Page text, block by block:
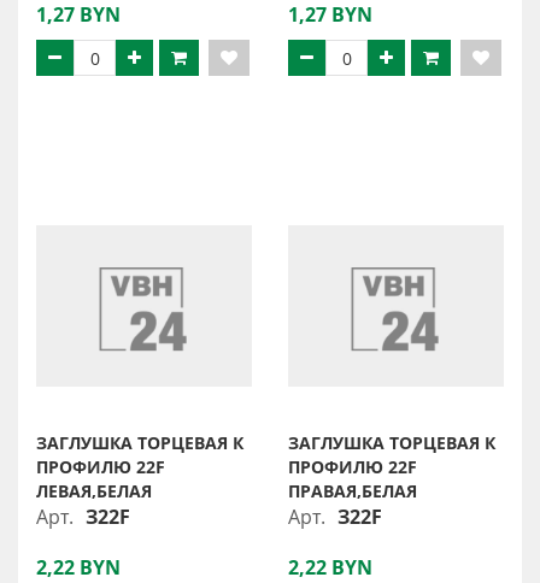
1,27 BYN
1,27 BYN
ЗАГЛУШКА ТОРЦЕВАЯ К
ПРОФИЛЮ 22F
ЛЕВАЯ,БЕЛАЯ
Арт. З22F
2,22 BYN
ЗАГЛУШКА ТОРЦЕВАЯ К
ПРОФИЛЮ 22F
ПРАВАЯ,БЕЛАЯ
Арт. З22F
2,22 BYN